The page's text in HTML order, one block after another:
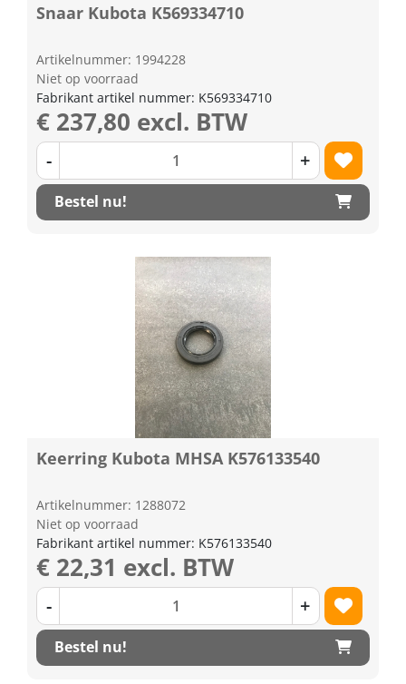
Snaar Kubota K569334710
Artikelnummer: 1994228
Niet op voorraad
Fabrikant artikel nummer: K569334710
€ 237,80 excl. BTW
- +
Bestel nu!
Keerring Kubota MHSA K576133540
Artikelnummer: 1288072
Niet op voorraad
Fabrikant artikel nummer: K576133540
€ 22,31 excl. BTW
- +
Bestel nu!